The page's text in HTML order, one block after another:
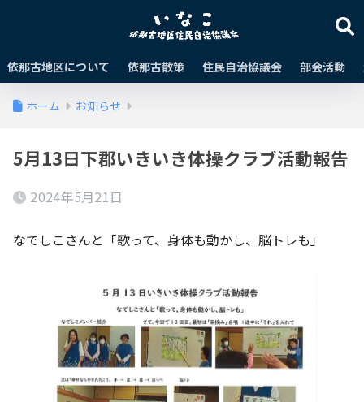
依那古地区について 依那古散策 住民自治協議会 部会活動
ホーム お知らせ
5月13日下郡いきいき体操クラブ活動報告
2024年5月21日
なでしこさんと「歌って、身体も動かし、脳トレも」